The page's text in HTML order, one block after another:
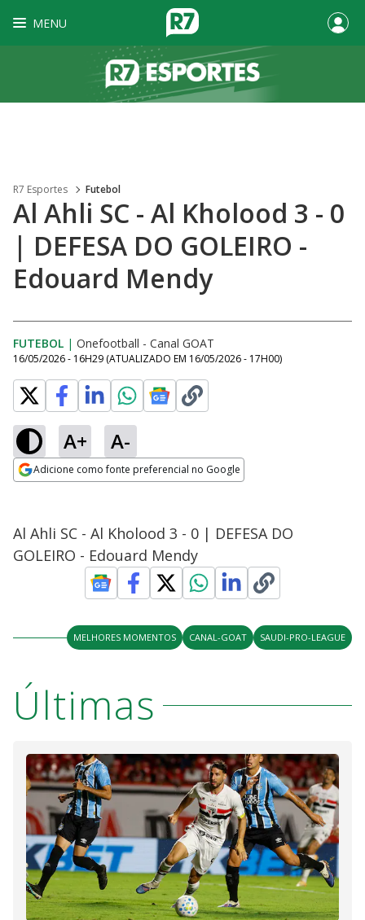
MENU
R7 Esportes Futebol
Al Ahli SC - Al Kholood 3 - 0
| DEFESA DO GOLEIRO -
Edouard Mendy
FUTEBOL | Onefootball - Canal GOAT
16/05/2026 - 16H29 (ATUALIZADO EM 16/05/2026 - 17H00)
A+ A-
Adicione como fonte preferencial no Google
Al Ahli SC - Al Kholood 3 - 0 | DEFESA DO
GOLEIRO - Edouard Mendy
MELHORES MOMENTOS CANAL-GOAT SAUDI-PRO-LEAGUE
Últimas